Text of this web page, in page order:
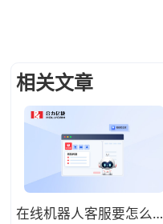
相关文章
在线机器人客服要怎么选？2026年在线机器人客服推荐与选型参考